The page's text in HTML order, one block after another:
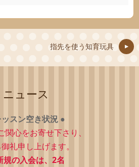
指先を使う知育玩具
ニュース
ッスン空き状況 ●
関心をお寄せ下さり、
礼申し上げます。
規の入会は、2名